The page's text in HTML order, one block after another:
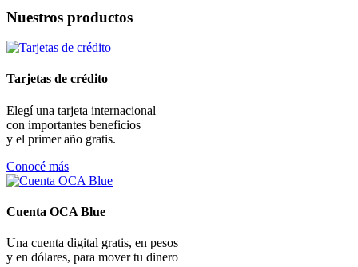
Nuestros productos
Tarjetas de crédito
Elegí una tarjeta internacional
con importantes beneficios
y el primer año gratis.
Conocé más
Cuenta OCA Blue
Una cuenta digital gratis, en pesos
y en dólares, para mover tu dinero